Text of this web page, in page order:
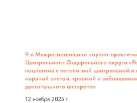
9-я Межрегиональная научно-
Центрального Федерального округа
пациентов с патологией центральной и
нервной систем, травмой и
двигательного аппарата»
12 ноября 2025 г.